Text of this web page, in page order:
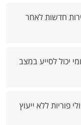
חדשות לאחר
יכול לסייע במצב
פוריות ללא ייעוץ